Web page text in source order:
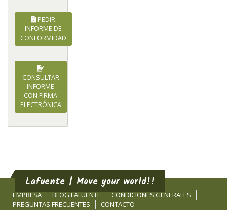
PEDIR
INFORME DE
CONFORMIDAD
CONSULTAR
INFORME
CON FIRMA
ELECTRÓNICA
Lafuente | Move your world!!
EMPRESA BLOG LAFUENTE
CONDICIONES GENERALES
PREGUNTAS FRECUENTES
CONTACTO